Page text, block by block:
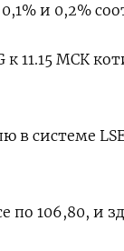
и 0,2%
11.15 МСК
в системе
106,80, и